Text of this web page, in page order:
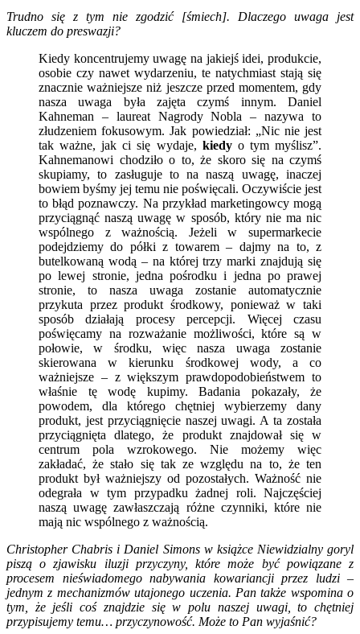
Trudno się z tym nie zgodzić [śmiech]. Dlaczego uwaga jest
kluczem do preswazji?
Kiedy koncentrujemy uwagę na jakiejś idei, produkcie,
osobie czy nawet wydarzeniu, te natychmiast stają się
znacznie ważniejsze niż jeszcze przed momentem, gdy
nasza uwaga była zajęta czymś innym. Daniel
Kahneman – laureat Nagrody Nobla – nazywa to
złudzeniem fokusowym. Jak powiedział: „Nic nie jest
tak ważne, jak ci się wydaje, kiedyo tym myślisz”.
Kahnemanowi chodziło o to, że skoro się na czymś
skupiamy, to zasługuje to na naszą uwagę, inaczej
bowiem byśmy jej temu nie poświęcali. Oczywiście jest
to błąd poznawczy. Na przykład marketingowcy mogą
przyciągnąć naszą uwagę w sposób, który nie ma nic
wspólnego z ważnością. Jeżeli w supermarkecie
podejdziemy do półki z towarem – dajmy na to, z
butelkowaną wodą – na której trzy marki znajdują się
po lewej stronie, jedna pośrodku i jedna po prawej
stronie, to nasza uwaga zostanie automatycznie
przykuta przez produkt środkowy, ponieważ w taki
sposób działają procesy percepcji. Więcej czasu
poświęcamy na rozważanie możliwości, które są w
połowie, w środku, więc nasza uwaga zostanie
skierowana w kierunku środkowej wody, a co
ważniejsze – z większym prawdopodobieństwem to
właśnie tę wodę kupimy. Badania pokazały, że
powodem, dla którego chętniej wybierzemy dany
produkt, jest przyciągnięcie naszej uwagi. A ta została
przyciągnięta dlatego, że produkt znajdował się w
centrum pola wzrokowego. Nie możemy więc
zakładać, że stało się tak ze względu na to, że ten
produkt był ważniejszy od pozostałych. Ważność nie
odegrała w tym przypadku żadnej roli. Najczęściej
naszą uwagę zawłaszczają różne czynniki, które nie
mają nic wspólnego z ważnością.
Christopher Chabris i Daniel Simons w książce Niewidzialny goryl
piszą o zjawisku iluzji przyczyny, które może być powiązane z
procesem nieświadomego nabywania kowariancji przez ludzi –
jednym z mechanizmów utajonego uczenia. Pan także wspomina o
tym, że jeśli coś znajdzie się w polu naszej uwagi, to chętniej
przypisujemy temu… przyczynowość. Może to Pan wyjaśnić?